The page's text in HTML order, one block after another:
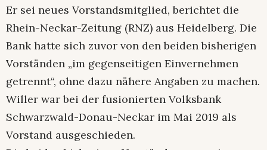
Er sei neues Vorstandsmitglied, berichtet die
Rhein-Neckar-Zeitung (RNZ) aus Heidelberg. Die
Bank hatte sich zuvor von den beiden bisherigen
Vorständen „im gegenseitigen Einvernehmen
getrennt“, ohne dazu nähere Angaben zu machen.
Willer war bei der fusionierten Volksbank
Schwarzwald-Donau-Neckar im Mai 2019 als
Vorstand ausgeschieden.